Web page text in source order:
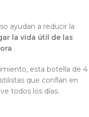
ayudan a reducir la
la vida útil de las
.
esta botella de 4
que confían en
todos los días.